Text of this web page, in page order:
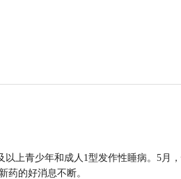
上青少年和成人1型发作性睡病。5月
的好消息不断。